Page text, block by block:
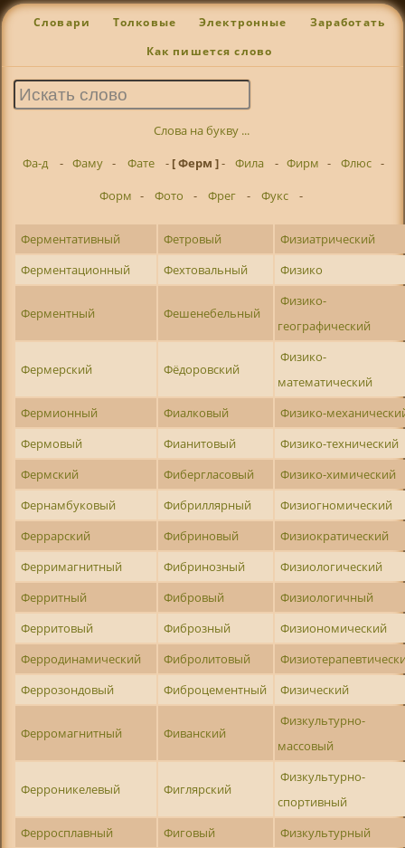
Словари Толковые Электронные Заработать
Как пишется слово
Слова на букву ...
Фа-д
- Фаму - Фате - [ Ферм ]- Фила - Фирм - Флюс -
Форм - Фото - Фрег - Фукс -
Ферментативный Фетровый
Физиатрический
Ферментационный
Фехтовальный Физико
Ферментный Фешенебельный
Физико-
географический
Фермерский Фёдоровский
Физико-
математический
Фермионный
Фиалковый
Физико-
Фермовый
Фианитовый
Физико-технический
Фермский
Фибергласовый
Физико-химический
Фернамбуковый
Фибриллярный
Физиогномический
Феррарский
Фибриновый
Физиократический
Ферримагнитный
Фибринозный
Физиологический
Ферритный
Фибровый
Физиологичный
Ферритовый
Фиброзный
Физиономический
Ферродинамический
Фибролитовый
Феррозондовый
Фиброцементный Физический
Ферромагнитный Фиванский
Физкультурно-
массовый
Ферроникелевый Фиглярский
Физкультурно-
спортивный
Ферросплавный
Фиговый
Физкультурный